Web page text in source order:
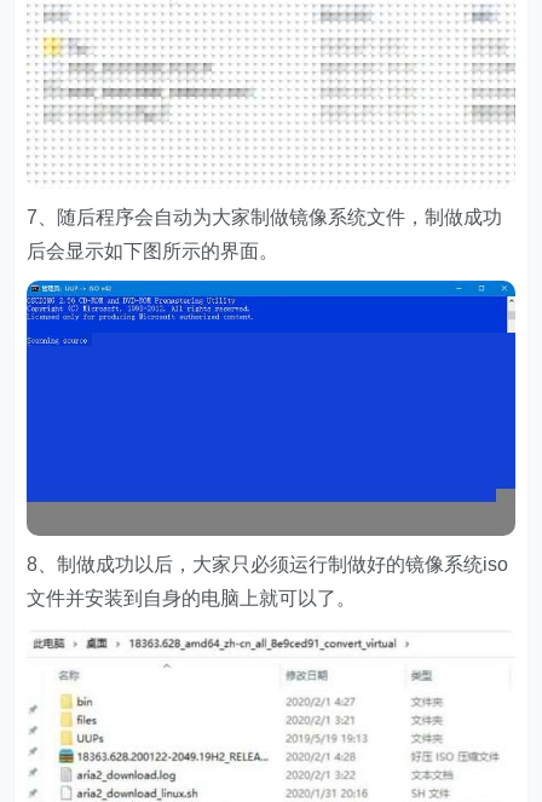
7、随后程序会自动为大家制做镜像系统文件，制做成功
后会显示如下图所示的界面。
8、制做成功以后，大家只必须运行制做好的镜像系统iso
文件并安装到自身的电脑上就可以了。